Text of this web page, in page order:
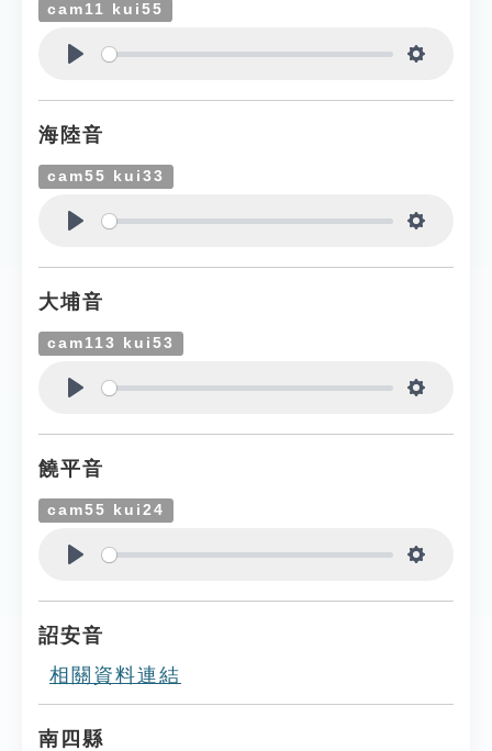
cam11 kui55
海陸音
cam55 kui33
大埔音
cam113 kui53
饒平音
cam55 kui24
詔安音
相關資料連結
南四縣